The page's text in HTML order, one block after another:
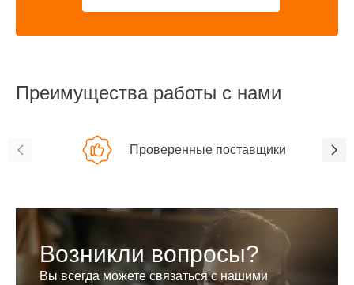
Преимущества работы с нами
Проверенные поставщики
Возникли вопросы?
Вы всегда можете связаться с нашими